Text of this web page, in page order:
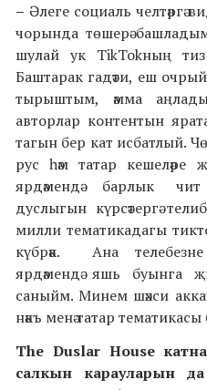
– Әлеге социаль челтәргә
чорында төшерә
шулай ук TikTokның тиз
Баштарак гадәти, еш
тырыштым, әмма
авторлар контентын
тагын бер кат исбатлый.
рус һәм татар кешеләре
ярдәмендә барлык чит
дуслыгын күрсәтергә
милли тематикадагы
күбрәк. Ана
ярдәмендә яшь буынга
саныйм. Минем шәхси
нәкъ менә татар тематикасы
The Duslar House
салкын карауларын